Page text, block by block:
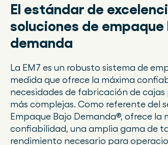
El estándar de
soluciones de empaque
demanda
La EM7 es un robusto sistema de
medida que ofrece la máxima
necesidades de fabricación de
más complejas. Como referente del
Empaque Bajo Demanda®, ofrece la
confiabilidad, una amplia gama de
rendimiento necesario para